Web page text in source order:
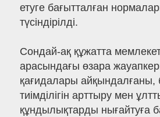
етуге бағытталған
түсіндірілді.
Сондай-ақ құжатта
арасындағы өзара
қағидалары айқындалғаны,
тиімділігін арттыру мен
құндылықтарды нығайтуға